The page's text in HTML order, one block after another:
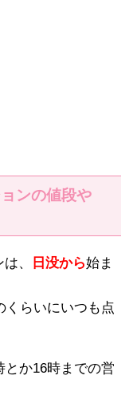
ンの値段や
、 日没から始ま
くらいにいつも点
とか16時までの営